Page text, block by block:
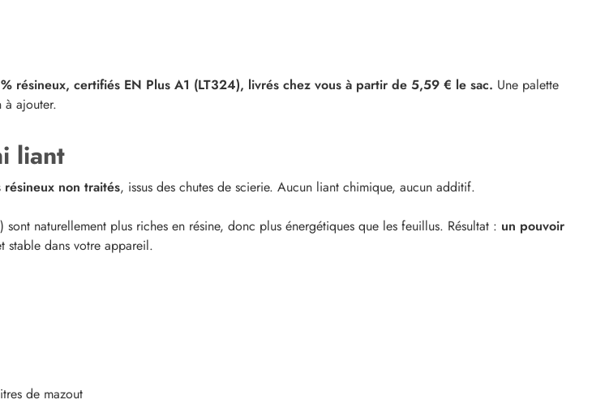
certifiés EN Plus A1 (LT324), livrés chez vous à partir de 5,59 € le sac. Une palette
à ajouter.
liant
non traités, issus des chutes de scierie. Aucun liant chimique, aucun additif.
naturellement plus riches en résine, donc plus énergétiques que les feuillus. Résultat : un pouvoir
stable dans votre appareil.
de mazout